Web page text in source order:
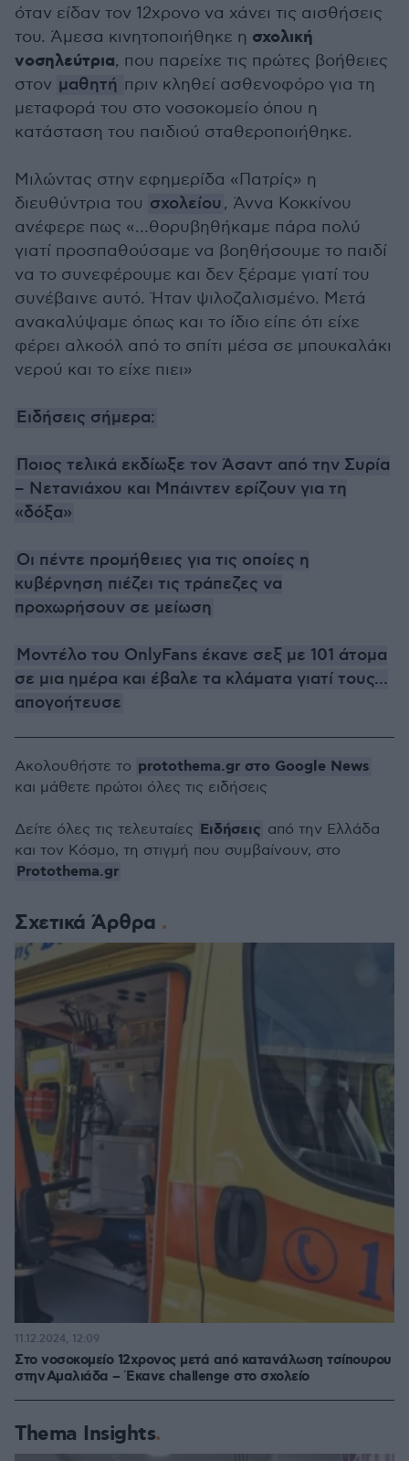
όταν είδαν τον 12χρονο να χάνει τις αισθήσεις
του. Άμεσα κινητοποιήθηκε η σχολική
νοσηλεύτρια, που παρείχε τις πρώτες βοήθειες
στον μαθητή πριν κληθεί ασθενοφόρο για τη
μεταφορά του στο νοσοκομείο όπου η
κατάσταση του παιδιού σταθεροποιήθηκε.
Μιλώντας στην εφημερίδα «Πατρίς» η
διευθύντρια του σχολείου , Άννα Κοκκίνου
ανέφερε πως «…θορυβηθήκαμε πάρα πολύ
γιατί προσπαθούσαμε να βοηθήσουμε το παιδί
να το συνεφέρουμε και δεν ξέραμε γιατί του
συνέβαινε αυτό. Ήταν ψιλοζαλισμένο. Μετά
ανακαλύψαμε όπως και το ίδιο είπε ότι είχε
φέρει αλκοόλ από το σπίτι μέσα σε μπουκαλάκι
νερού και το είχε πιει»
Ειδήσεις σήμερα:
Ποιος τελικά εκδίωξε τον Άσαντ από την Συρία
– Νετανιάχου και Μπάιντεν ερίζουν για τη
«δόξα»
Οι πέντε προμήθειες για τις οποίες η
κυβέρνηση πιέζει τις τράπεζες να
προχωρήσουν σε μείωση
Μοντέλο του OnlyFans έκανε σεξ με 101 άτομα
σε μια ημέρα και έβαλε τα κλάματα γιατί τους...
απογοήτευσε
Σχετικά Άρθρα
Στο νοσοκομείο 12χρονος μετά από κατανάλωση τσίπουρου
στην Αμαλιάδα – Έκανε challenge στο σχολείο
11.12.2024, 12:09
Thema Insights
Ακολουθήστε το protothema.gr στο Google News
και μάθετε πρώτοι όλες τις ειδήσεις
Δείτε όλες τις τελευταίες Ειδήσεις από την Ελλάδα
και τον Κόσμο, τη στιγμή που συμβαίνουν, στο
Protothema.gr